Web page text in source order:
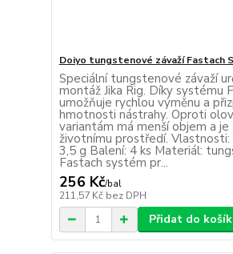
Doiyo tungstenové závaží Fastach
Speciální tungstenové závaží
montáž Jika Rig. Díky systému
umožňuje rychlou výměnu a
hmotnosti nástrahy. Oproti
variantám má menší objem a je
životnímu prostředí.
3,5 g Balení: 4 ks Materiál:
Fastach systém pr...
256 Kč/bal
211,57 Kč bez DPH
Přidat do